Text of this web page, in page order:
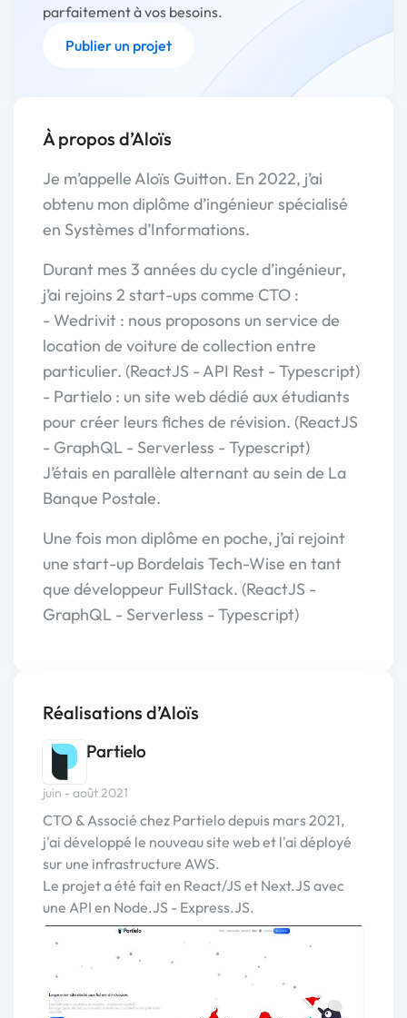
parfaitement à vos besoins.
Publier un projet
À propos d’Aloïs
Je m’appelle Aloïs Guitton. En 2022, j’ai
obtenu mon diplôme d’ingénieur spécialisé
en Systèmes d’Informations.
Durant mes 3 années du cycle d’ingénieur,
j’ai rejoins 2 start-ups comme CTO :
- Wedrivit : nous proposons un service de
location de voiture de collection entre
particulier. (ReactJS - API Rest - Typescript)
- Partielo : un site web dédié aux étudiants
pour créer leurs fiches de révision. (ReactJS
- GraphQL - Serverless - Typescript)
J’étais en parallèle alternant au sein de La
Banque Postale.
Une fois mon diplôme en poche, j’ai rejoint
une start-up Bordelais Tech-Wise en tant
que développeur FullStack. (ReactJS -
GraphQL - Serverless - Typescript)
Réalisations d’Aloïs
Partielo
juin - août 2021
CTO & Associé chez Partielo depuis mars 2021,
j'ai développé le nouveau site web et l'ai déployé
sur une infrastructure AWS.
Le projet a été fait en React/JS et Next.JS avec
une API en Node.JS - Express.JS.